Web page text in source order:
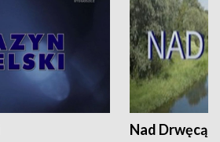
Nad Drwęcą